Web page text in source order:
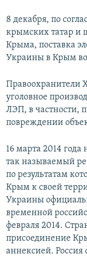
8 декабря, по
крымских татар и
Крыма, поставка
Украины в Крым
Правоохранители
уголовное
ЛЭП, в частности,
повреждении
16 марта 2014
так называемый
по результатам
Крым к своей
Украины
временной
февраля 2014.
присоединение
аннексией. Россия